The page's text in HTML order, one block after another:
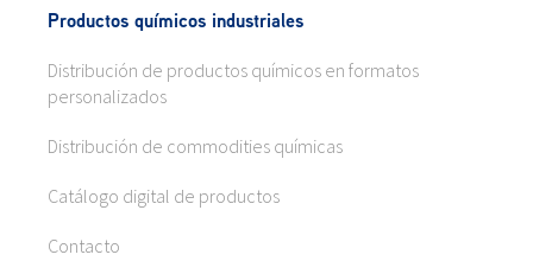
Productos químicos industriales
Distribución de productos químicos en formatos
personalizados
Distribución de commodities químicas
Catálogo digital de productos
Contacto